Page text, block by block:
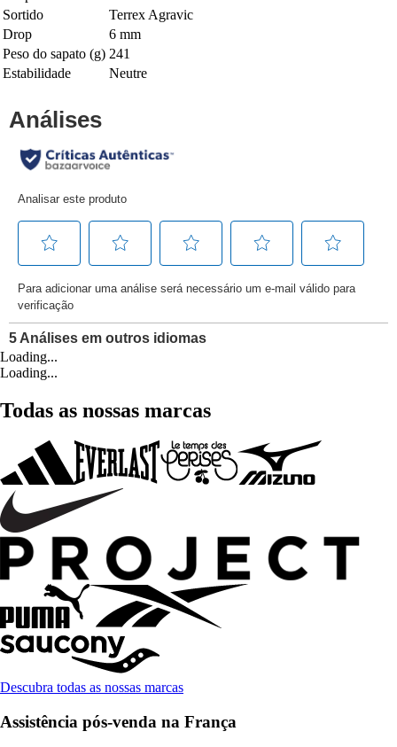
Sortido
Terrex Agravic
Drop
6 mm
Peso do sapato (g) 241
Estabilidade
Neutre
Loading...
Loading...
Todas as nossas marcas
Descubra todas as nossas marcas
Assistência pós-venda na França